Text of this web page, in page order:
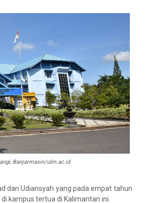
Banjarmasin/ulm.ac.id
dan Udiansyah yang pada empat tahun
kampus tertua di Kalimantan ini.